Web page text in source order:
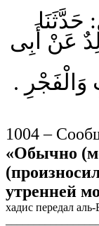
حَدَّثَنَا
عَنْ أَبِى
.
1004 –
«Обычно
утренней
хадис передал